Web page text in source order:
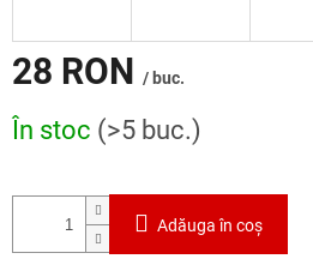
28 RON / buc.
Evaluare
preţ:
În stoc (>5 buc.)
Adăuga în coş